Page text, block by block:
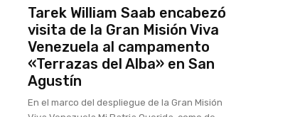
Tarek William Saab encabezó
visita de la Gran Misión Viva
Venezuela al campamento
«Terrazas del Alba» en San
Agustín
En el marco del despliegue de la Gran Misión